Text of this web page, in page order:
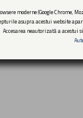
moderne (Google Chrome,
asupra acestui website
Accesarea neautorizată a acestui